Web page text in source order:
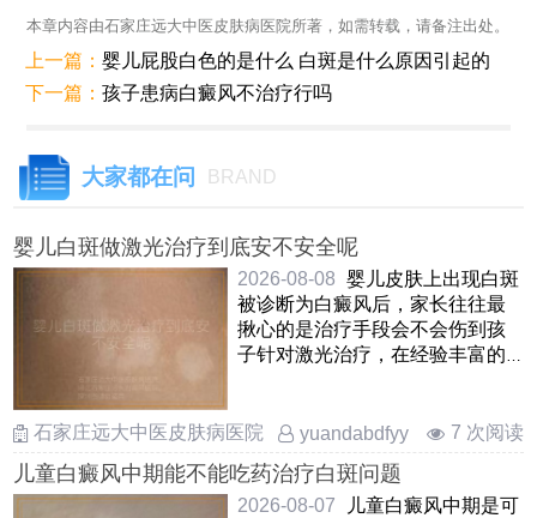
本章内容由石家庄远大中医皮肤病医院所著，如需转载，请备注出处。
上一篇：婴儿屁股白色的是什么 白斑是什么原因引起的
下一篇：孩子患病白癜风不治疗行吗
大家都在问 BRAND
婴儿白斑做激光治疗到底安不安全呢
2026-08-08 婴儿皮肤上出现白斑
被诊断为白癜风后，家长往往最
揪心的是治疗手段会不会伤到孩
子针对激光治疗，在经验丰富的
石家庄远大中医皮肤病医院 yuandabdfyy 7 次阅读
儿童白癜风中期能不能吃药治疗白斑问题
2026-08-07
儿童白癜风中期是可